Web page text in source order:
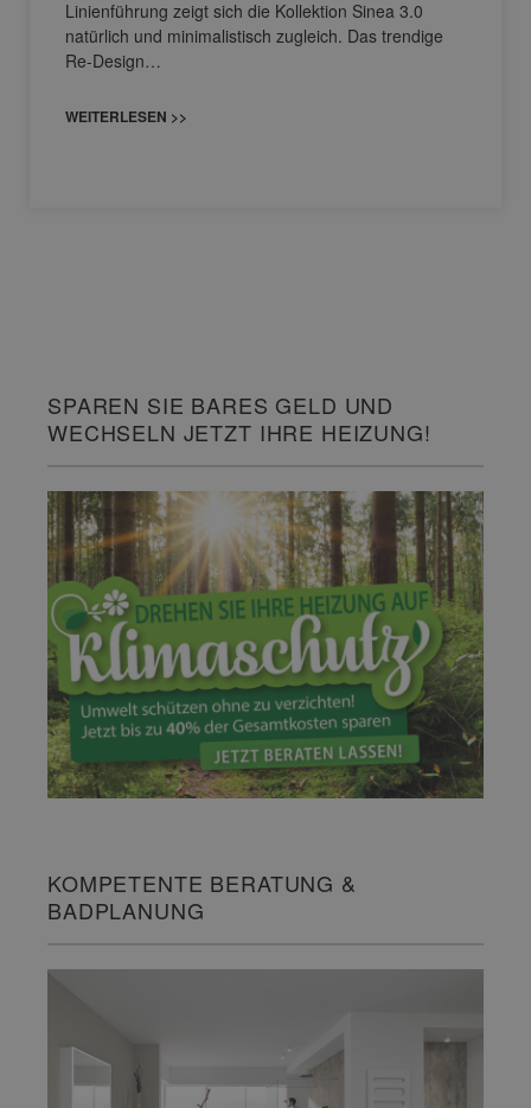
Linienführung zeigt sich die Kollektion Sinea 3.0
natürlich und minimalistisch zugleich. Das trendige
Re-Design…
WEITERLESEN >>
SPAREN SIE BARES GELD UND
WECHSELN JETZT IHRE HEIZUNG!
KOMPETENTE BERATUNG &
BADPLANUNG